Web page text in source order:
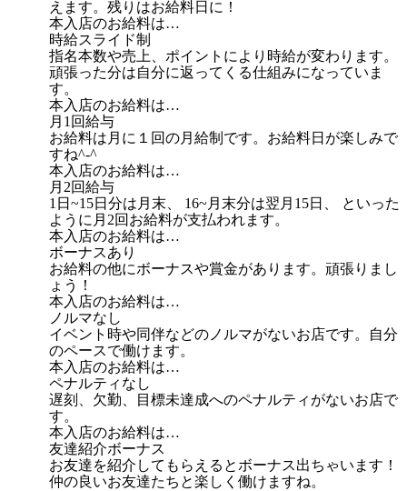
えます。残りはお給料日に！
本入店のお給料は…
時給スライド制
指名本数や売上、ポイントにより時給が変わります。
頑張った分は自分に返ってくる仕組みになっていま
す。
本入店のお給料は…
月1回給与
お給料は月に１回の月給制です。お給料日が楽しみで
すね^-^
本入店のお給料は…
月2回給与
1日~15日分は月末、 16~月末分は翌月15日、 といった
ように月2回お給料が支払われます。
本入店のお給料は…
ボーナスあり
お給料の他にボーナスや賞金があります。頑張りまし
ょう！
本入店のお給料は…
ノルマなし
イベント時や同伴などのノルマがないお店です。自分
のペースで働けます。
本入店のお給料は…
ペナルティなし
遅刻、欠勤、目標未達成へのペナルティがないお店で
す。
本入店のお給料は…
友達紹介ボーナス
お友達を紹介してもらえるとボーナス出ちゃいます！
仲の良いお友達たちと楽しく働けますね。